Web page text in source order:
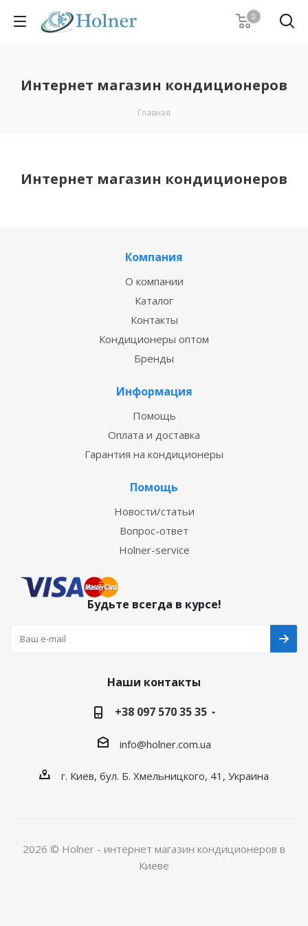
0
Интернет магазин кондиционеров
Главная
Интернет магазин кондиционеров
Компания
О компании
Каталог
Контакты
Кондиционеры оптом
Бренды
Информация
Помощь
Оплата и доставка
Гарантия на кондиционеры
Помощь
Новости/статьи
Вопрос-ответ
Holner-service
Будьте всегда в курсе!
Наши контакты
+38 097 570 35 35
info@holner.com.ua
г. Киев, бул. Б. Хмельницкого, 41, Украина
2026 © Holner - интернет магазин кондиционеров в
Киеве